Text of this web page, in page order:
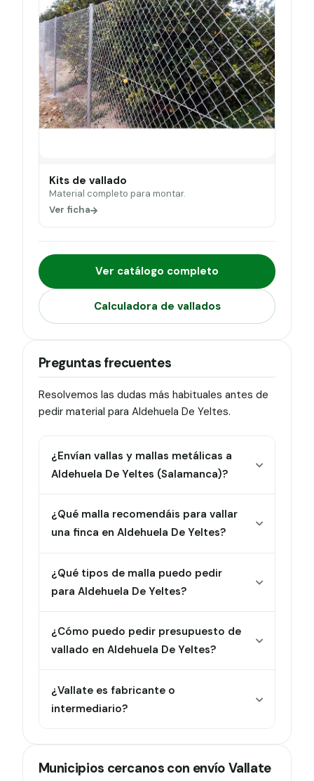
Kits de vallado
Material completo para montar.
Ver ficha
Ver catálogo completo
Calculadora de vallados
Preguntas frecuentes
Resolvemos las dudas más habituales antes de
pedir material para Aldehuela De Yeltes.
¿Envían vallas y mallas metálicas a
Aldehuela De Yeltes (Salamanca)?
¿Qué malla recomendáis para vallar
una finca en Aldehuela De Yeltes?
¿Qué tipos de malla puedo pedir
para Aldehuela De Yeltes?
¿Cómo puedo pedir presupuesto de
vallado en Aldehuela De Yeltes?
¿Vallate es fabricante o
intermediario?
Municipios cercanos con envío Vallate